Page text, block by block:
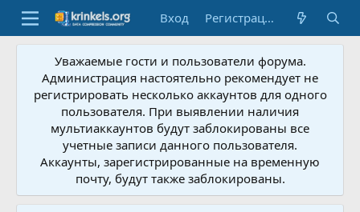
Вход Регистрация
Уважаемые гости и пользователи форума.
Администрация настоятельно рекомендует не
регистрировать несколько аккаунтов для одного
пользователя. При выявлении наличия
мультиаккаунтов будут заблокированы все
учетные записи данного пользователя.
Аккаунты, зарегистрированные на временную
почту, будут также заблокированы.